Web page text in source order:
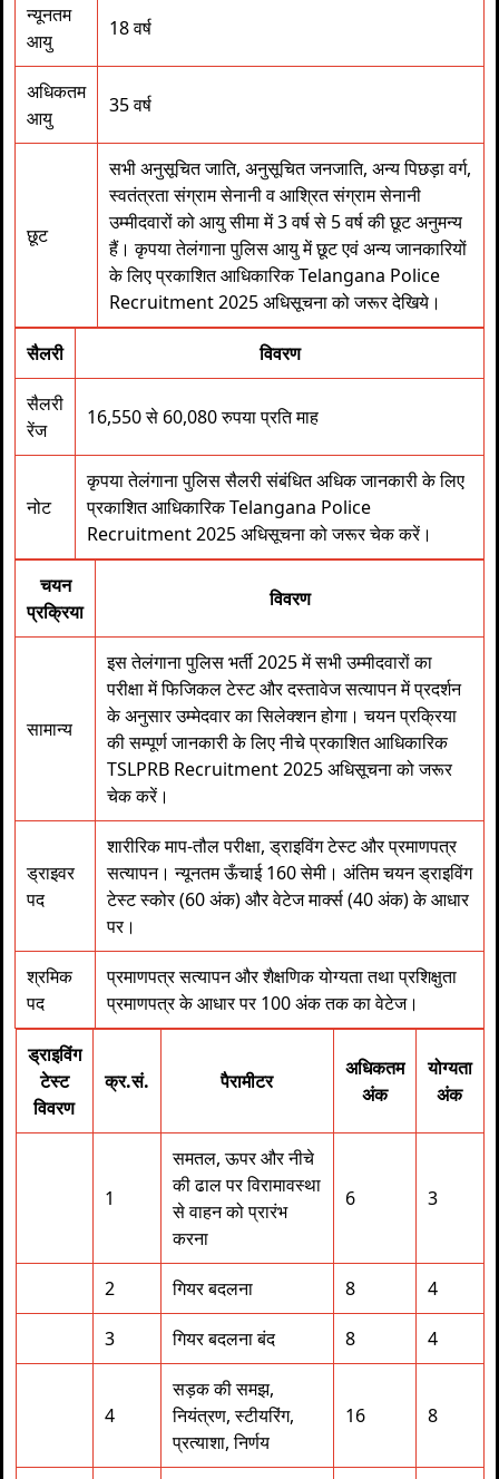
न्यूनतम
आयु
18 वर्ष
अधिकतम
आयु
35 वर्ष
छूट
सभी अनुसूचित जाति, अनुसूचित जनजाति, अन्य पिछड़ा वर्ग,
स्वतंत्रता संग्राम सेनानी व आश्रित संग्राम सेनानी
उम्मीदवारों को आयु सीमा में 3 वर्ष से 5 वर्ष की छूट अनुमन्य
हैं। कृपया तेलंगाना पुलिस आयु में छूट एवं अन्य जानकारियों
के लिए प्रकाशित आधिकारिक Telangana Police
Recruitment 2025 अधिसूचना को जरूर देखिये।
सैलरी विवरण
सैलरी
रेंज
16,550 से 60,080 रुपया प्रति माह
नोट
कृपया तेलंगाना पुलिस सैलरी संबंधित अधिक जानकारी के लिए
प्रकाशित आधिकारिक Telangana Police
Recruitment 2025 अधिसूचना को जरूर चेक करें।
चयन
प्रक्रिया
विवरण
सामान्य
इस तेलंगाना पुलिस भर्ती 2025 में सभी उम्मीदवारों का
परीक्षा में फिजिकल टेस्ट और दस्तावेज सत्यापन में प्रदर्शन
के अनुसार उम्मेदवार का सिलेक्शन होगा। चयन प्रक्रिया
की सम्पूर्ण जानकारी के लिए नीचे प्रकाशित आधिकारिक
TSLPRB Recruitment 2025 अधिसूचना को जरूर
चेक करें।
ड्राइवर
पद
शारीरिक माप-तौल परीक्षा, ड्राइविंग टेस्ट और प्रमाणपत्र
सत्यापन। न्यूनतम ऊँचाई 160 सेमी। अंतिम चयन ड्राइविंग
टेस्ट स्कोर (60 अंक) और वेटेज मार्क्स (40 अंक) के आधार
पर।
श्रमिक
पद
प्रमाणपत्र सत्यापन और शैक्षणिक योग्यता तथा प्रशिक्षुता
प्रमाणपत्र के आधार पर 100 अंक तक का वेटेज।
ड्राइविंग
टेस्ट
विवरण
क्र.सं. पैरामीटर
अधिकतम
अंक
योग्यता
अंक
1
समतल, ऊपर और नीचे
की ढाल पर विरामावस्था
से वाहन को प्रारंभ
करना
6 3
2 गियर बदलना 8 4
3 गियर बदलना बंद 8 4
4
सड़क की समझ,
नियंत्रण, स्टीयरिंग,
प्रत्याशा, निर्णय
16 8